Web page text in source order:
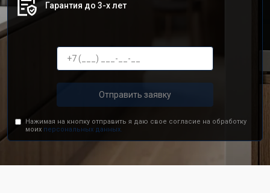
Гарантия до 3-х лет
Отправить заявку
Нажимая на кнопку отправить я даю свое согласие на обработку
моих персональных данных.